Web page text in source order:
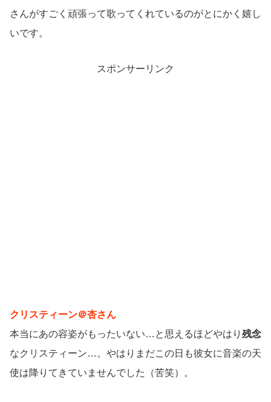
さんがすごく頑張って歌ってくれているのがとにかく嬉し
いです。
スポンサーリンク
クリスティーン＠杏さん
本当にあの容姿がもったいない…と思えるほどやはり 残念
なクリスティーン…。やはりまだこの日も彼女に音楽の天
使は降りてきていませんでした（苦笑）。